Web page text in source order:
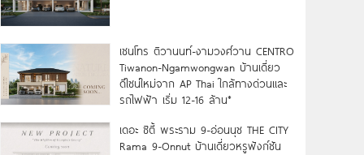
เซนโทร ติวานนท์-งามวงศ์วาน CENTRO
Tiwanon-Ngamwongwan บ้านเดี่ยว
ดีไซน์ใหม่จาก AP Thai ใกล้ทางด่วนและ
รถไฟฟ้า เริ่ม 12-16 ล้าน*
เดอะ ซิตี้ พระราม 9-อ่อนนุช THE CITY
Rama 9-Onnut บ้านเดี่ยวหรูฟังก์ชัน